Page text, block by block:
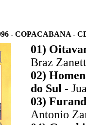
- COPACABANA -
01)
Braz
02)
do Sul -
03)
Antonio